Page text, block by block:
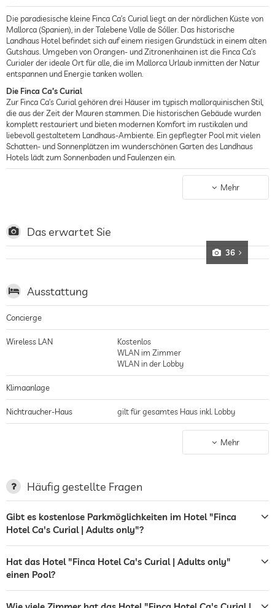
Die paradiesische kleine Finca Ca’s Curial liegt an der nördlichen Küste von
Mallorca (Spanien), in der Talebene Valle de Sóller. Das historische
Landhaus Hotel befindet sich auf einem riesigen Grundstück in einem alten
Gutshaus. Umgeben von Orangen- und Zitronenhainen ist die Finca Ca’s
Curialer der ideale Ort für alle, die im Mallorca Urlaub inmitten der Natur
entspannen und Energie tanken wollen.
Die Finca Ca’s Curial
Zur Finca Ca’s Curial gehören drei Häuser im typisch mallorquinischen Stil,
die aus der Zeit der Mauren stammen. Die historischen Gebäude wurden
komplett restauriert und bieten modernen Komfort im rustikalen und
liebevoll gestaltetem Landhaus-Ambiente. Ein gepflegter Pool mit vielen
Schatten- und Sonnenplätzen im wunderschönen Garten des Landhaus
Hotels lädt zum Sonnenbaden und Faulenzen ein.
Nur zehn Geh-Minuten vom Landhaus Hotel entfernt liegt das
Stadtzentrum von Sollér, mit seinem dörflichen Charakter, schmalen
Puerto de Sollèr.
Die Zimmer im Ca’s Curial
Das historische Hotel in Sollèr verfügt über zwei größere Ferienhäuser
Die meisten Zimmer verfügen über eine Terrasse und bieten sämtliche
Klimaanlage, Sat-TV, Minibar, Safe, Haartrockner, Bademantel und
Hausschuhe.
Mehr
Das erwartet Sie
36
Ausstattung
Concierge
Wireless LAN
Kostenlos
WLAN im Zimmer
WLAN in der Lobby
Klimaanlage
Nichtraucher-Haus gilt für gesamtes Haus inkl. Lobby
Terrasse
Garten/Außenbereich
Bar
Tresor
Mehr
Häufig gestellte Fragen
Gibt es kostenlose Parkmöglichkeiten im Hotel "Finca
Hotel Ca's Curial | Adults only"?
Hat das Hotel "Finca Hotel Ca's Curial | Adults only"
einen Pool?